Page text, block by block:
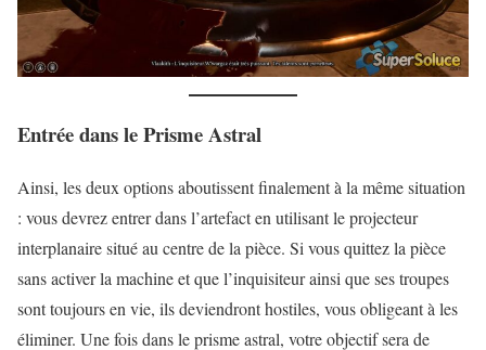
Entrée dans le Prisme Astral
Ainsi, les deux options aboutissent finalement à la même situation
: vous devrez entrer dans l’artefact en utilisant le projecteur
interplanaire situé au centre de la pièce. Si vous quittez la pièce
sans activer la machine et que l’inquisiteur ainsi que ses troupes
sont toujours en vie, ils deviendront hostiles, vous obligeant à les
éliminer. Une fois dans le prisme astral, votre objectif sera de